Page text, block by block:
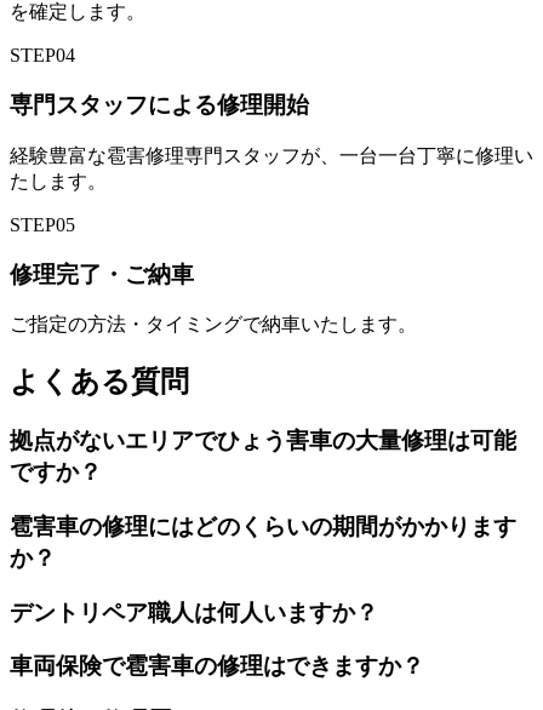
を確定します。
STEP04
専門スタッフによる修理開始
経験豊富な雹害修理専門スタッフが、一台一台丁寧に修理い
たします。
STEP05
修理完了・ご納車
ご指定の方法・タイミングで納車いたします。
よくある質問
拠点がないエリアでひょう害車の大量修理は可能
ですか？
雹害車の修理にはどのくらいの期間がかかります
か？
デントリペア職人は何人いますか？
車両保険で雹害車の修理はできますか？